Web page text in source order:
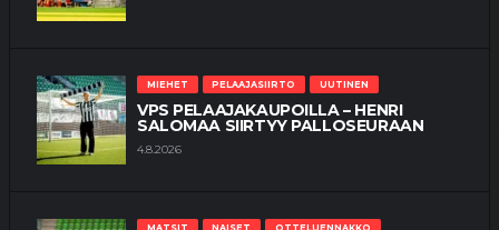
MIEHET PELAAJASIIRTO UUTINEN
VPS PELAAJAKAUPOILLA – HENRI
SALOMAA SIIRTYY PALLOSEURAAN
4.8.2026